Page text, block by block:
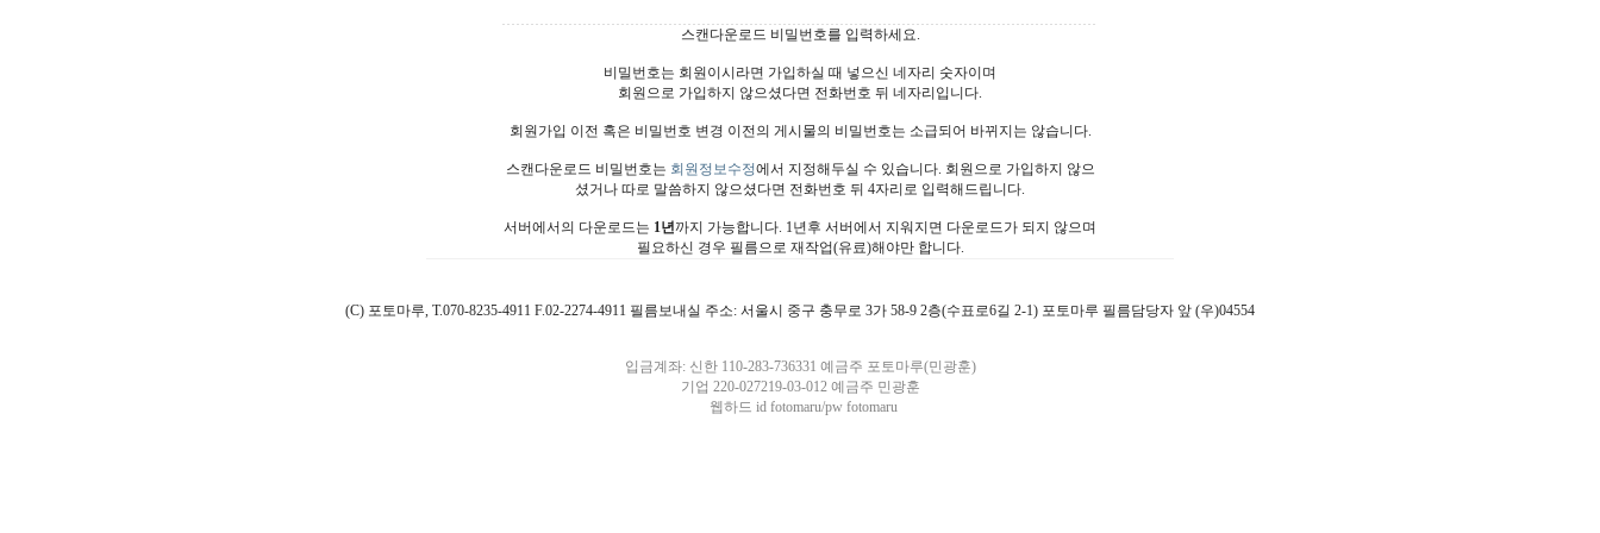
스캔다운로드 비밀번호를 입력하세요.
비밀번호는 회원이시라면 가입하실 때 넣으신 네자리 숫자이며
회원으로 가입하지 않으셨다면 전화번호 뒤 네자리입니다.
회원가입 이전 혹은 비밀번호 변경 이전의 게시물의 비밀번호는 소급되어 바뀌지는 않습니다.
스캔다운로드 비밀번호는 회원정보수정에서 지정해두실 수 있습니다. 회원으로 가입하지 않으
셨거나 따로 말씀하지 않으셨다면 전화번호 뒤 4자리로 입력해드립니다.
서버에서의 다운로드는 1년까지 가능합니다. 1년후 서버에서 지워지면 다운로드가 되지 않으며
필요하신 경우 필름으로 재작업(유료)해야만 합니다.
(C) 포토마루, T.070-8235-4911 F.02-2274-4911 필름보내실 주소: 서울시 중구 충무로 3가 58-9 2층(수표로6길 2-1) 포토마루 필름담당자 앞 (우)04554
입금계좌: 신한 110-283-736331 예금주 포토마루(민광훈)
기업 220-027219-03-012 예금주 민광훈
웹하드 id fotomaru/pw fotomaru